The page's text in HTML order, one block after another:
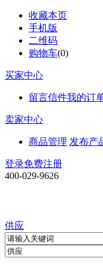
收藏本页
手机版
二维码
购物车(0)
买家中心
留言信件我的订
卖家中心
商品管理 发布产
登录免费注册
400-029-9626
供应